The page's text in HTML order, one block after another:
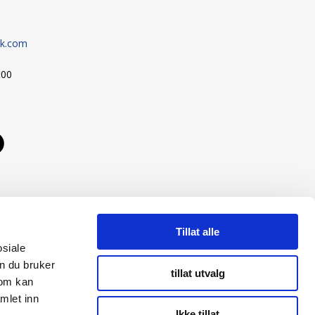
du bruker
kan
inn
Tillat alle
tillat utvalg